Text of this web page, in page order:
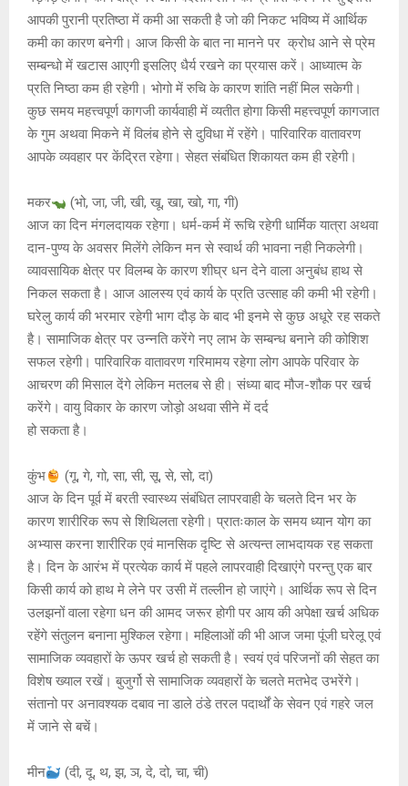
आपकी पुरानी प्रतिष्ठा में कमी आ सकती है जो की निकट भविष्य में आर्थिक
कमी का कारण बनेगी। आज किसी के बात ना मानने पर क्रोध आने से प्रेम
सम्बन्धो में खटास आएगी इसलिए धैर्य रखने का प्रयास करें। आध्यात्म के
प्रति निष्ठा कम ही रहेगी। भोगो में रुचि के कारण शांति नहीं मिल सकेगी।
कुछ समय महत्त्वपूर्ण कागजी कार्यवाही में व्यतीत होगा किसी महत्त्वपूर्ण कागजात
के गुम अथवा मिकने में विलंब होने से दुविधा में रहेंगे। पारिवारिक वातावरण
आपके व्यवहार पर केंद्रित रहेगा। सेहत संबंधित शिकायत कम ही रहेगी।
मकर
(भो, जा, जी, खी, खू, खा, खो, गा, गी)
आज का दिन मंगलदायक रहेगा। धर्म-कर्म में रूचि रहेगी धार्मिक यात्रा अथवा
दान-पुण्य के अवसर मिलेंगे लेकिन मन से स्वार्थ की भावना नही निकलेगी।
व्यावसायिक क्षेत्र पर विलम्ब के कारण शीघ्र धन देने वाला अनुबंध हाथ से
निकल सकता है। आज आलस्य एवं कार्य के प्रति उत्साह की कमी भी रहेगी।
घरेलु कार्य की भरमार रहेगी भाग दौड़ के बाद भी इनमे से कुछ अधूरे रह सकते
है। सामाजिक क्षेत्र पर उन्नति करेंगे नए लाभ के सम्बन्ध बनाने की कोशिश
सफल रहेगी। पारिवारिक वातावरण गरिमामय रहेगा लोग आपके परिवार के
आचरण की मिसाल देंगे लेकिन मतलब से ही। संध्या बाद मौज-शौक पर खर्च
करेंगे। वायु विकार के कारण जोड़ो अथवा सीने में दर्द
हो सकता है।
कुंभ
(गू, गे, गो, सा, सी, सू, से, सो, दा)
आज के दिन पूर्व में बरती स्वास्थ्य संबंधित लापरवाही के चलते दिन भर के
कारण शारीरिक रूप से शिथिलता रहेगी। प्रातःकाल के समय ध्यान योग का
अभ्यास करना शारीरिक एवं मानसिक दृष्टि से अत्यन्त लाभदायक रह सकता
है। दिन के आरंभ में प्रत्येक कार्य में पहले लापरवाही दिखाएंगे परन्तु एक बार
किसी कार्य को हाथ मे लेने पर उसी में तल्लीन हो जाएंगे। आर्थिक रूप से दिन
उलझनों वाला रहेगा धन की आमद जरूर होगी पर आय की अपेक्षा खर्च अधिक
रहेंगे संतुलन बनाना मुश्किल रहेगा। महिलाओं की भी आज जमा पूंजी घरेलू एवं
सामाजिक व्यवहारों के ऊपर खर्च हो सकती है। स्वयं एवं परिजनों की सेहत का
विशेष ख्याल रखें। बुजुर्गो से सामाजिक व्यवहारों के चलते मतभेद उभरेंगे।
संतानो पर अनावश्यक दबाव ना डाले ठंडे तरल पदार्थों के सेवन एवं गहरे जल
में जाने से बचें।
मीन
(दी, दू, थ, झ, ञ, दे, दो, चा, ची)